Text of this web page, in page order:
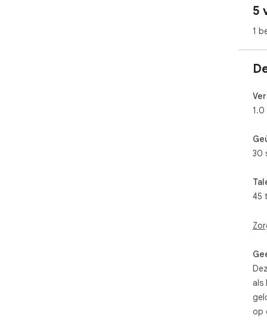
5
1
1.0
30
45
als
op